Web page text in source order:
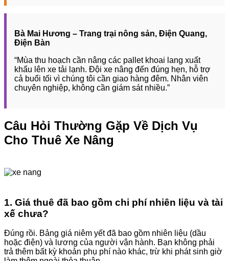
Bà Mai Hương – Trang trại nông sản, Điện Quang,
Điện Bàn
“Mùa thu hoạch cần nâng các pallet khoai lang xuất
khẩu lên xe tải lạnh. Đội xe nâng đến đúng hẹn, hỗ trợ
cả buổi tối vì chúng tôi cần giao hàng đêm. Nhân viên
chuyên nghiệp, không cần giám sát nhiều.”
Câu Hỏi Thường Gặp Về Dịch Vụ
Cho Thuê Xe Nâng
1. Giá thuê đã bao gồm chi phí nhiên liệu và tài
xế chưa?
Đúng rồi. Bảng giá niêm yết đã bao gồm nhiên liệu (dầu
hoặc điện) và lương của người vận hành. Bạn không phải
trả thêm bất kỳ khoản phụ phí nào khác, trừ khi phát sinh giờ